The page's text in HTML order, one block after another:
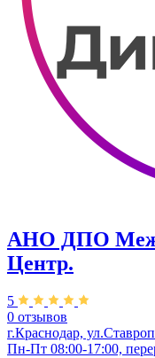
АНО ДПО
Центр.
5
0 отзывов
г.Краснодар,
Пн-Пт 08:00-17:00,